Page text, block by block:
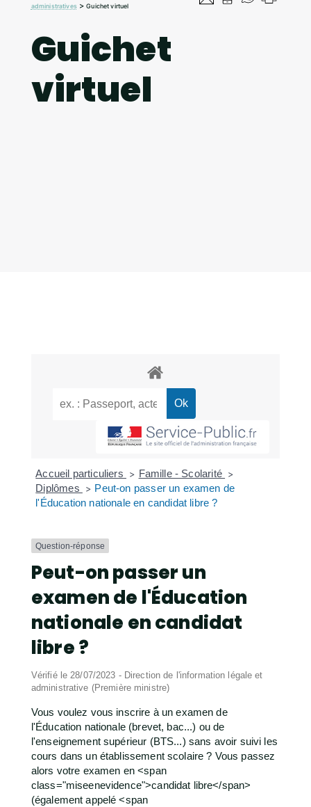
administratives>Guichet virtuel
Guichet
virtuel
Accueil particuliers > Famille - Scolarité >
Diplômes > Peut-on passer un examen de
l'Éducation nationale en candidat libre ?
Question-réponse
Peut-on passer un
examen de l'Éducation
nationale en candidat
libre ?
Vérifié le 28/07/2023 - Direction de l'information légale et
administrative (Première ministre)
Vous voulez vous inscrire à un examen de
l'Éducation nationale (brevet, bac...) ou de
l'enseignement supérieur (BTS...) sans avoir suivi les
cours dans un établissement scolaire ? Vous passez
alors votre examen en <span
class="miseenevidence">candidat libre</span>
(également appelé <span